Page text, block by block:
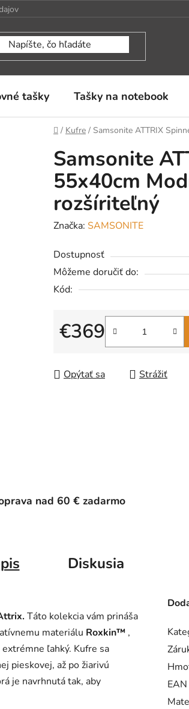
tašky Tašky na notebook
Domov
/ Kufre / Samsonite ATTRIX
Samsonite
55x40cm
rozšíriteľný
Značka: SAMSONITE
Dostupnosť
Môžeme doručiť do:
Kód:
€369
Jednotková cena:
Opýtať sa Strážiť
nad 60 € zadarmo
Diskusia
Táto kolekcia vám prináša
materiálu Roxkin™ ,
ľahký. Kufre sa
pieskovej, až po žiarivú
je navrhnutá tak, aby
EAN